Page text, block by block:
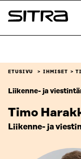
Siirry
suoraan
Sitra
ETUSIVU IHMISET
Liikenne- ja
Timo
Liikenne- ja